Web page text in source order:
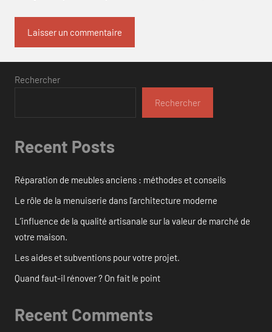
Rechercher
Rechercher
Recent Posts
Réparation de meubles anciens : méthodes et conseils
Le rôle de la menuiserie dans l’architecture moderne
L’influence de la qualité artisanale sur la valeur de marché de
votre maison.
Les aides et subventions pour votre projet.
Quand faut-il rénover ? On fait le point
Recent Comments